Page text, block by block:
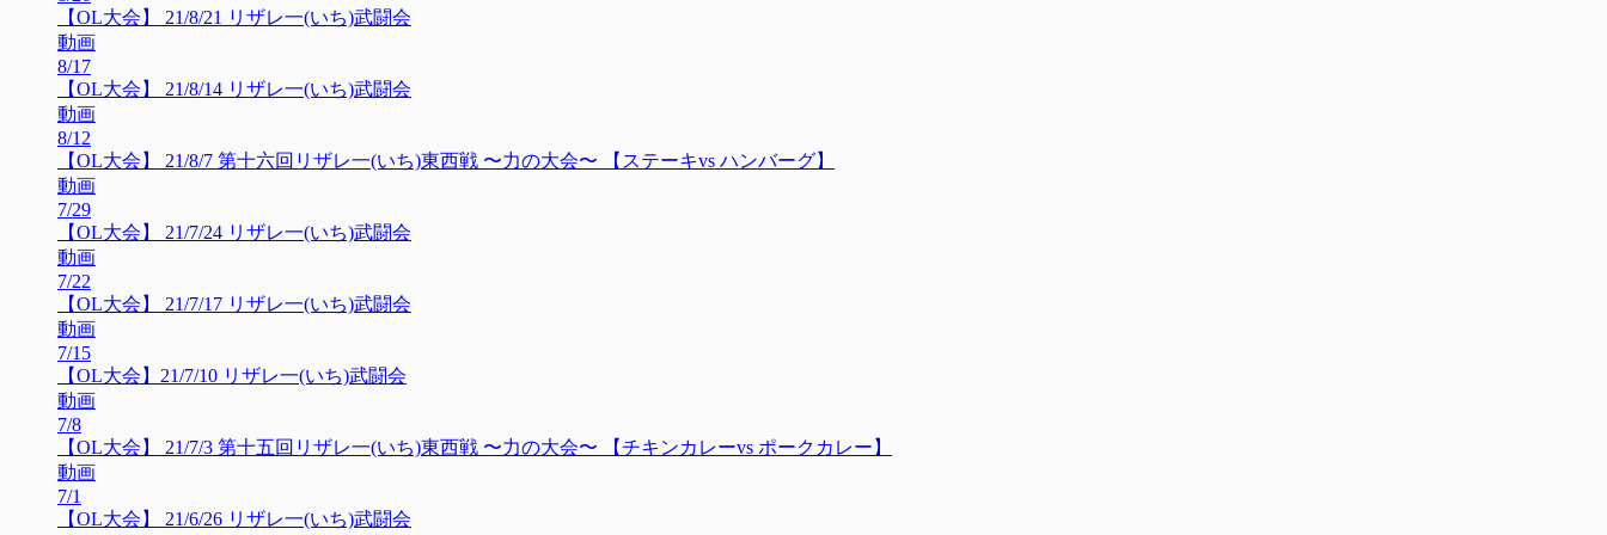
【OL大会】 21/8/21 リザレ一(いち)武闘会
動画
8/17
【OL大会】 21/8/14 リザレ一(いち)武闘会
動画
8/12
【OL大会】 21/8/7 第十六回リザレ一(いち)東西戦 〜力の大会〜 【ステーキvs ハンバーグ】
動画
7/29
【OL大会】 21/7/24 リザレ一(いち)武闘会
動画
7/22
【OL大会】 21/7/17 リザレ一(いち)武闘会
動画
7/15
【OL大会】21/7/10 リザレ一(いち)武闘会
動画
7/8
【OL大会】 21/7/3 第十五回リザレ一(いち)東西戦 〜力の大会〜 【チキンカレーvs ポークカレー】
動画
7/1
【OL大会】 21/6/26 リザレ一(いち)武闘会